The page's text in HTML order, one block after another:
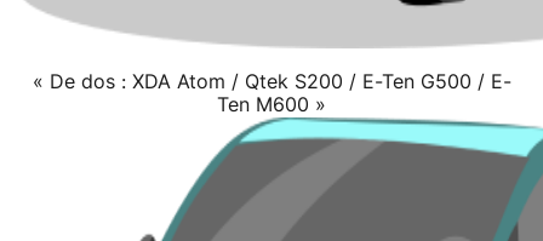
« De dos : XDA Atom / Qtek S200 / E-Ten G500 / E-
Ten M600 »